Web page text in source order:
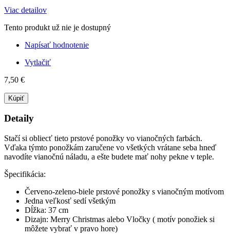
Viac detailov
Tento produkt už nie je dostupný
Napísať hodnotenie
Vytlačiť
7,50 €
Kúpiť
Detaily
Stačí si obliecť tieto prstové ponožky vo vianočných farbách.
Vďaka týmto ponožkám zaručene vo všetkých vrátane seba hneď
navodíte vianočnú náladu, a ešte budete mať nohy pekne v teple.
Špecifikácia:
Červeno-zeleno-biele prstové ponožky s vianočným motívom
Jedna veľkosť sedí všetkým
Dĺžka: 37 cm
Dizajn: Merry Christmas alebo Vločky ( motív ponožiek si
môžete vybrať v pravo hore)